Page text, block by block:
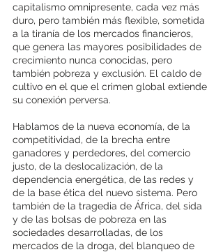
capitalismo omnipresente, cada vez más
duro, pero también más flexible, sometida
a la tiranía de los mercados financieros,
que genera las mayores posibilidades de
crecimiento nunca conocidas, pero
también pobreza y exclusión. El caldo de
cultivo en el que el crimen global extiende
su conexión perversa.
Hablamos de la nueva economía, de la
competitividad, de la brecha entre
ganadores y perdedores, del comercio
justo, de la deslocalización, de la
dependencia energética, de las redes y
de la base ética del nuevo sistema. Pero
también de la tragedia de África, del sida
y de las bolsas de pobreza en las
sociedades desarrolladas, de los
mercados de la droga, del blanqueo de